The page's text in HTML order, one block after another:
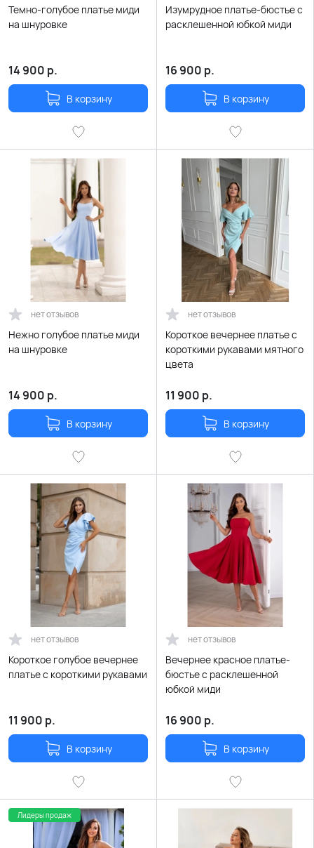
Темно-голубое платье миди
на шнуровке
14 900 р.
В корзину
Изумрудное платье-бюстье с
расклешенной юбкой миди
16 900 р.
В корзину
нет отзывов
Нежно голубое платье миди
на шнуровке
14 900 р.
В корзину
нет отзывов
Короткое вечернее платье с
короткими рукавами мятного
цвета
11 900 р.
В корзину
нет отзывов
Короткое голубое вечернее
платье с короткими рукавами
11 900 р.
В корзину
нет отзывов
Вечернее красное платье-
бюстье с расклешенной
юбкой миди
16 900 р.
В корзину
Лидеры продаж